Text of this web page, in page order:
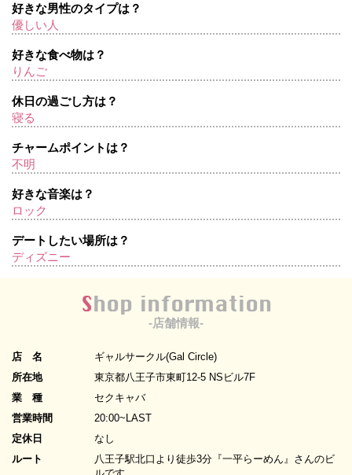
好きな男性のタイプは？
優しい人
好きな食べ物は？
りんご
休日の過ごし方は？
寝る
チャームポイントは？
不明
好きな音楽は？
ロック
デートしたい場所は？
ディズニー
Shop information
-店舗情報-
店 名
ギャルサークル(Gal Circle)
所在地
東京都八王子市東町12-5 NSビル7F
業 種
セクキャバ
営業時間
20:00~LAST
定休日
なし
ルート
八王子駅北口より徒歩3分『一平らーめん』さんのビ